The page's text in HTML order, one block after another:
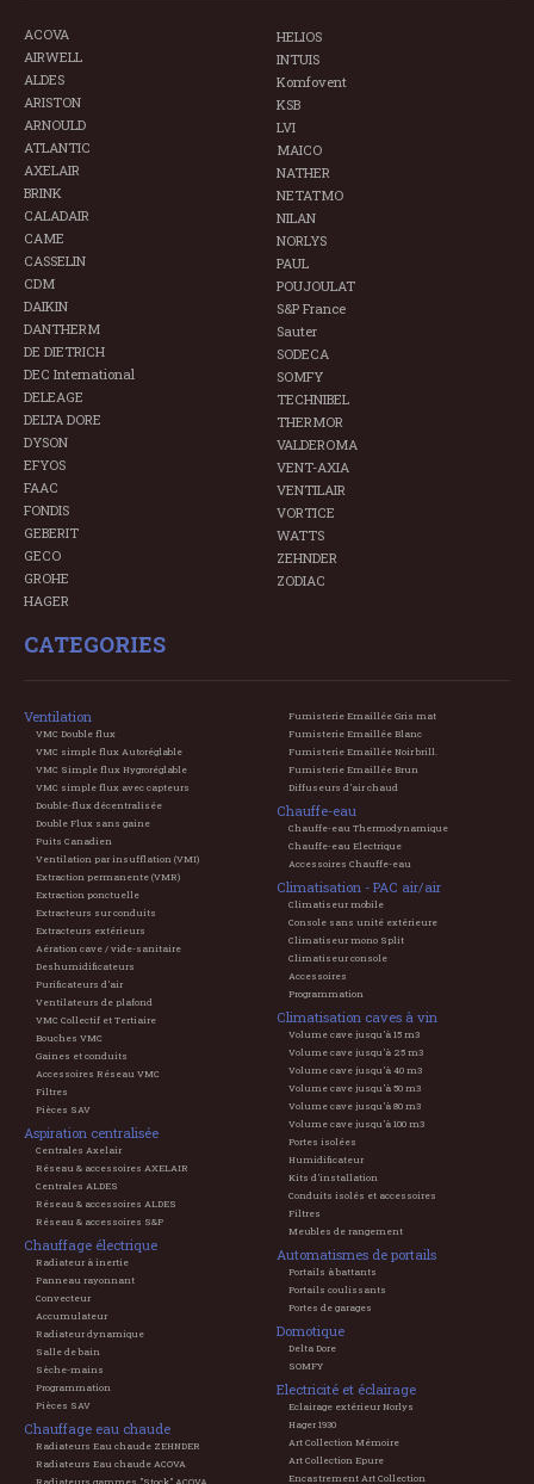
ACOVA
AIRWELL
ALDES
ARISTON
ARNOULD
ATLANTIC
AXELAIR
BRINK
CALADAIR
CAME
CASSELIN
CDM
DAIKIN
DANTHERM
DE DIETRICH
DEC International
DELEAGE
DELTA DORE
DYSON
EFYOS
FAAC
FONDIS
GEBERIT
GECO
GROHE
HAGER
HELIOS
INTUIS
Komfovent
KSB
LVI
MAICO
NATHER
NETATMO
NILAN
NORLYS
PAUL
POUJOULAT
S&P France
Sauter
SODECA
SOMFY
TECHNIBEL
THERMOR
VALDEROMA
VENT-AXIA
VENTILAIR
VORTICE
WATTS
ZEHNDER
ZODIAC
CATEGORIES
Ventilation
VMC Double flux
VMC simple flux Autoréglable
VMC Simple flux Hygroréglable
VMC simple flux avec capteurs
Double-flux décentralisée
Double Flux sans gaine
Puits Canadien
Ventilation par insufflation (VMI)
Extraction permanente (VMR)
Extraction ponctuelle
Extracteurs sur conduits
Extracteurs extérieurs
Aération cave / vide-sanitaire
Deshumidificateurs
Purificateurs d'air
Ventilateurs de plafond
VMC Collectif et Tertiaire
Bouches VMC
Gaines et conduits
Accessoires Réseau VMC
Filtres
Pièces SAV
Aspiration centralisée
Centrales Axelair
Réseau & accessoires AXELAIR
Centrales ALDES
Réseau & accessoires ALDES
Réseau & accessoires S&P
Chauffage électrique
Radiateur à inertie
Panneau rayonnant
Convecteur
Accumulateur
Radiateur dynamique
Salle de bain
Sèche-mains
Programmation
Pièces SAV
Chauffage eau chaude
Radiateurs Eau chaude ZEHNDER
Radiateurs Eau chaude ACOVA
Fumisterie Emaillée Gris mat
Fumisterie Emaillée Blanc
Fumisterie Emaillée Noir brill.
Fumisterie Emaillée Brun
Diffuseurs d'air chaud
Chauffe-eau
Chauffe-eau Thermodynamique
Chauffe-eau Electrique
Accessoires Chauffe-eau
Climatisation - PAC air/air
Climatiseur mobile
Console sans unité extérieure
Climatiseur mono Split
Climatiseur console
Accessoires
Programmation
Climatisation caves à vin
Volume cave jusqu'à 15 m3
Volume cave jusqu'à 25 m3
Volume cave jusqu'à 40 m3
Volume cave jusqu'à 50 m3
Volume cave jusqu'à 80 m3
Volume cave jusqu'à 100 m3
Portes isolées
Humidificateur
Kits d'installation
Conduits isolés et accessoires
Filtres
Meubles de rangement
Automatismes de portails
Portails à battants
Portails coulissants
Portes de garages
Domotique
Delta Dore
SOMFY
Electricité et éclairage
Eclairage extérieur Norlys
Hager 1930
Art Collection Mémoire
Art Collection Epure
Encastrement Art Collection